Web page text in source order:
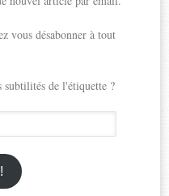
vous désabonner à tout
subtilités de l'étiquette ?